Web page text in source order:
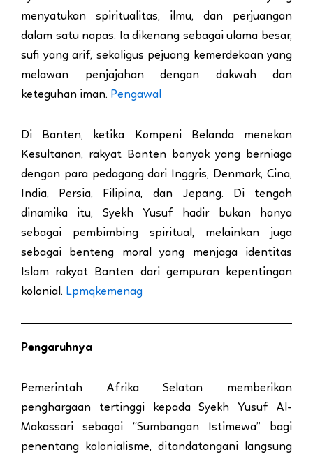
menyatukan spiritualitas, ilmu, dan perjuangan
dalam satu napas. Ia dikenang sebagai ulama besar,
sufi yang arif, sekaligus pejuang kemerdekaan yang
melawan penjajahan dengan dakwah dan
keteguhan iman. Pengawal
Di Banten, ketika Kompeni Belanda menekan
Kesultanan, rakyat Banten banyak yang berniaga
dengan para pedagang dari Inggris, Denmark, Cina,
India, Persia, Filipina, dan Jepang. Di tengah
dinamika itu, Syekh Yusuf hadir bukan hanya
sebagai pembimbing spiritual, melainkan juga
sebagai benteng moral yang menjaga identitas
Islam rakyat Banten dari gempuran kepentingan
kolonial. Lpmqkemenag
Pengaruhnya
Pemerintah Afrika Selatan memberikan
penghargaan tertinggi kepada Syekh Yusuf Al-
Makassari sebagai “Sumbangan Istimewa” bagi
penentang kolonialisme, ditandatangani langsung